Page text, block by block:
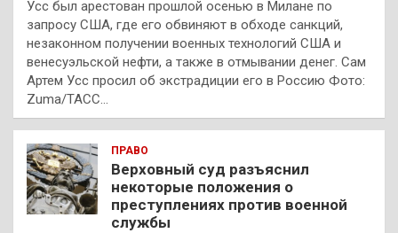
Усс был арестован прошлой осенью в Милане по
запросу США, где его обвиняют в обходе санкций,
незаконном получении военных технологий США и
венесуэльской нефти, а также в отмывании денег. Сам
Артем Усс просил об экстрадиции его в Россию Фото:
Zuma/ТАСС…
ПРАВО
Верховный суд разъяснил
некоторые положения о
преступлениях против военной
службы